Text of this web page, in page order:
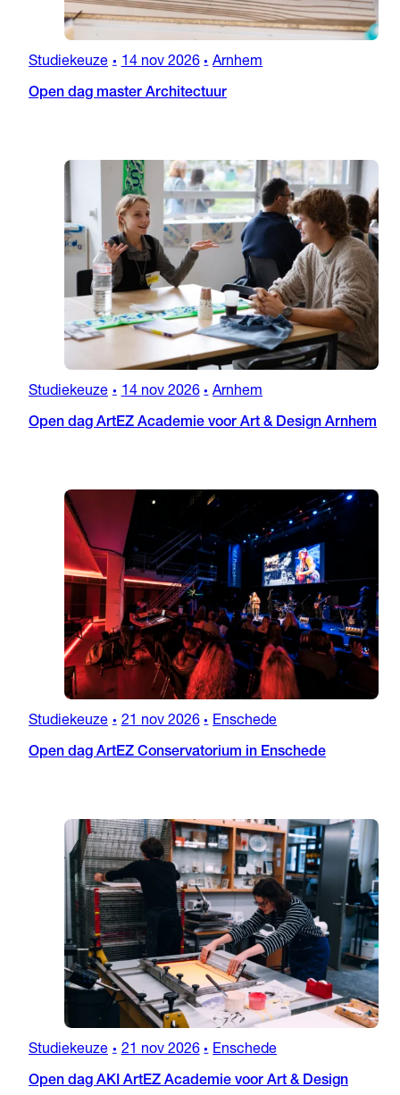
Studiekeuze • 14 nov 2026 • Arnhem
Open dag master Architectuur
Studiekeuze • 14 nov 2026 • Arnhem
Open dag ArtEZ Academie voor Art & Design Arnhem
Studiekeuze • 21 nov 2026 • Enschede
Open dag ArtEZ Conservatorium in Enschede
Studiekeuze • 21 nov 2026 • Enschede
Open dag AKI ArtEZ Academie voor Art & Design